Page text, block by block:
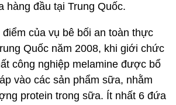
hàng đầu tại Trung Quốc.
của vụ bê bối an toàn thực
Quốc năm 2008, khi giới chức
công nghiệp melamine được bổ
vào các sản phẩm sữa, nhằm
protein trong sữa. Ít nhất 6 đứa